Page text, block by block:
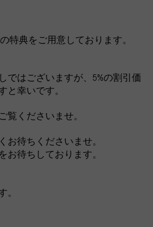
特典をご用意しております。
ではございますが、5%の割引価
と幸いです。
覧くださいませ。
お待ちくださいませ。
お待ちしております。